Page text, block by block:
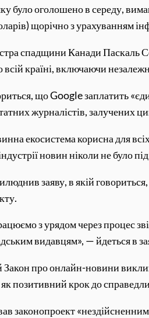
було оголошено в середу,
щорічно з урахуванням
спадщини Канади Паскаль
всій країні, включаючи
що Google заплатить
журналістів, залучених
екосистема корисна для
новин ніколи не було
заяву, в якій
з урядом через процес
видавцям», — йдеться в
про онлайн-новини
як позитивний крок до
законопроект